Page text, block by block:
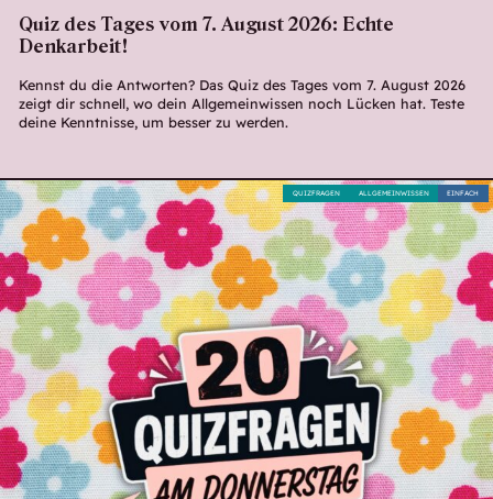
Quiz des Tages vom 7. August 2026: Echte
Denkarbeit!
Kennst du die Antworten? Das Quiz des Tages vom 7. August 2026
zeigt dir schnell, wo dein Allgemeinwissen noch Lücken hat. Teste
deine Kenntnisse, um besser zu werden.
EINFACH
ALLGEMEINWISSEN
QUIZFRAGEN